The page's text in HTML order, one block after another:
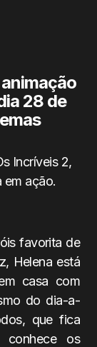
28 de
Incríveis 2,
em ação.
favorita de
Helena está
casa com
do dia-a-
que fica
os